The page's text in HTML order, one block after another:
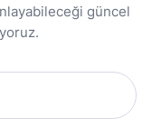
güncel